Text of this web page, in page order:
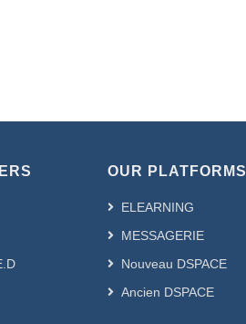
OUR PLATFORMS
ELEARNING
MESSAGERIE
Nouveau DSPACE
Ancien DSPACE